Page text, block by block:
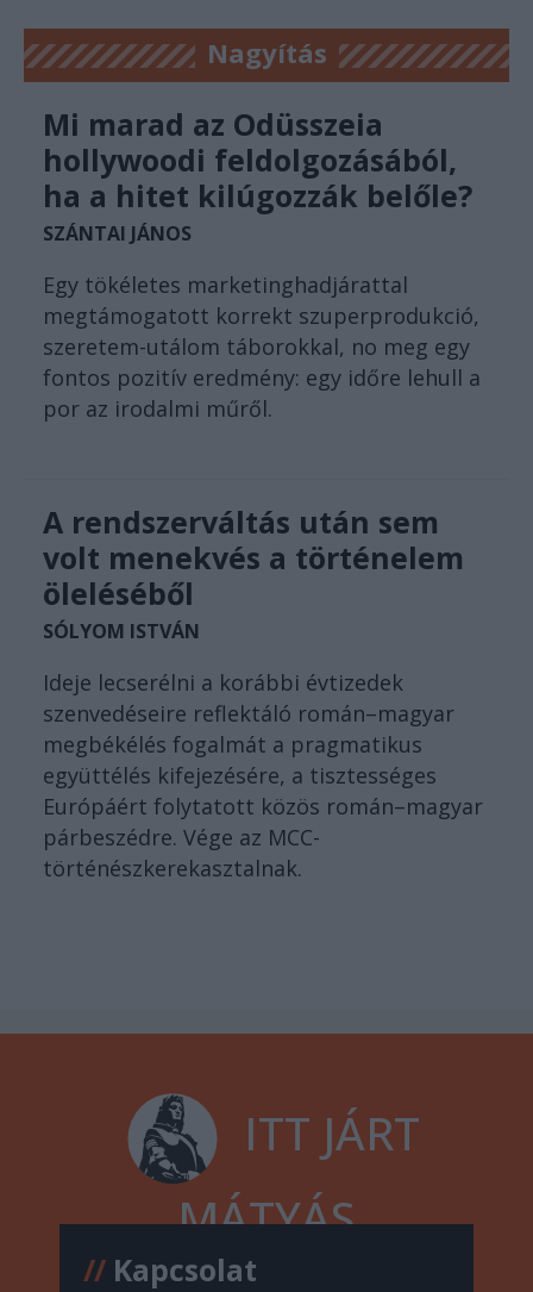
Nagyítás
Mi marad az Odüsszeia
hollywoodi feldolgozásából,
ha a hitet kilúgozzák belőle?
SZÁNTAI JÁNOS
Egy tökéletes marketinghadjárattal
megtámogatott korrekt szuperprodukció,
szeretem-utálom táborokkal, no meg egy
fontos pozitív eredmény: egy időre lehull a
por az irodalmi műről.
A rendszerváltás után sem
volt menekvés a történelem
öleléséből
SÓLYOM ISTVÁN
Ideje lecserélni a korábbi évtizedek
szenvedéseire reflektáló román–magyar
megbékélés fogalmát a pragmatikus
együttélés kifejezésére, a tisztességes
Európáért folytatott közös román–magyar
párbeszédre. Vége az MCC-
történészkerekasztalnak.
ITT JÁRT
MÁTYÁS
//Kapcsolat